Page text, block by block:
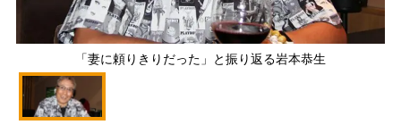
「妻に頼りきりだった」と振り返る岩本恭生